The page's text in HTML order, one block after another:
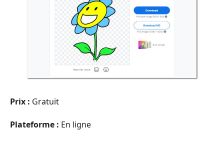
Prix : Gratuit
Plateforme : En ligne